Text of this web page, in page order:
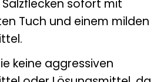
Salzflecken sofort mit
Tuch und einem milden
keine aggressiven